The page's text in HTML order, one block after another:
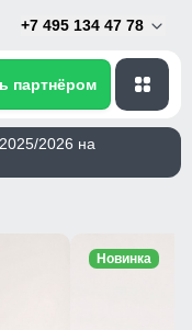
+7 495 134 47 78
партнёром
2026 на
Новинка